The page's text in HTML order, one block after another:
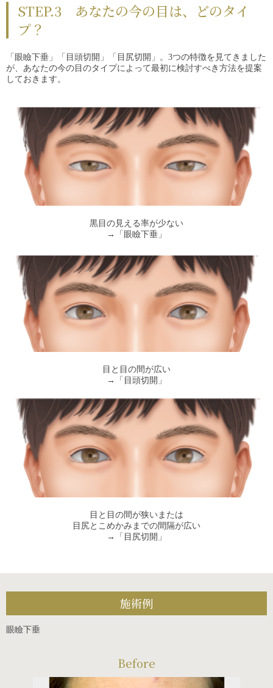
STEP.3 あなたの今の目は、どのタイ
プ？
「眼瞼下垂」「目頭切開」「目尻切開」。3つの特徴を見てきました
が、あなたの今の目のタイプによって最初に検討すべき方法を提案
しておきます。
黒目の見える率が少ない
→「眼瞼下垂」
目と目の間が広い
→「目頭切開」
目と目の間が狭いまたは
目尻とこめかみまでの間隔が広い
→「目尻切開」
施術例
眼瞼下垂
Before